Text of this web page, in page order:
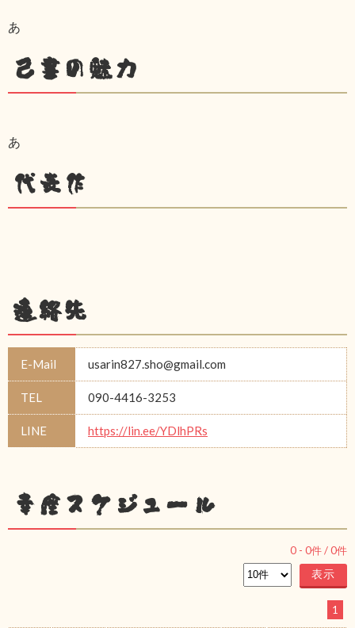
あ
己書の魅力
あ
代表作
連絡先
E-Mail usarin827.sho@gmail.com
TEL 090-4416-3253
LINE https://lin.ee/YDlhPRs
幸座スケジュール
0 - 0件 /0件
1